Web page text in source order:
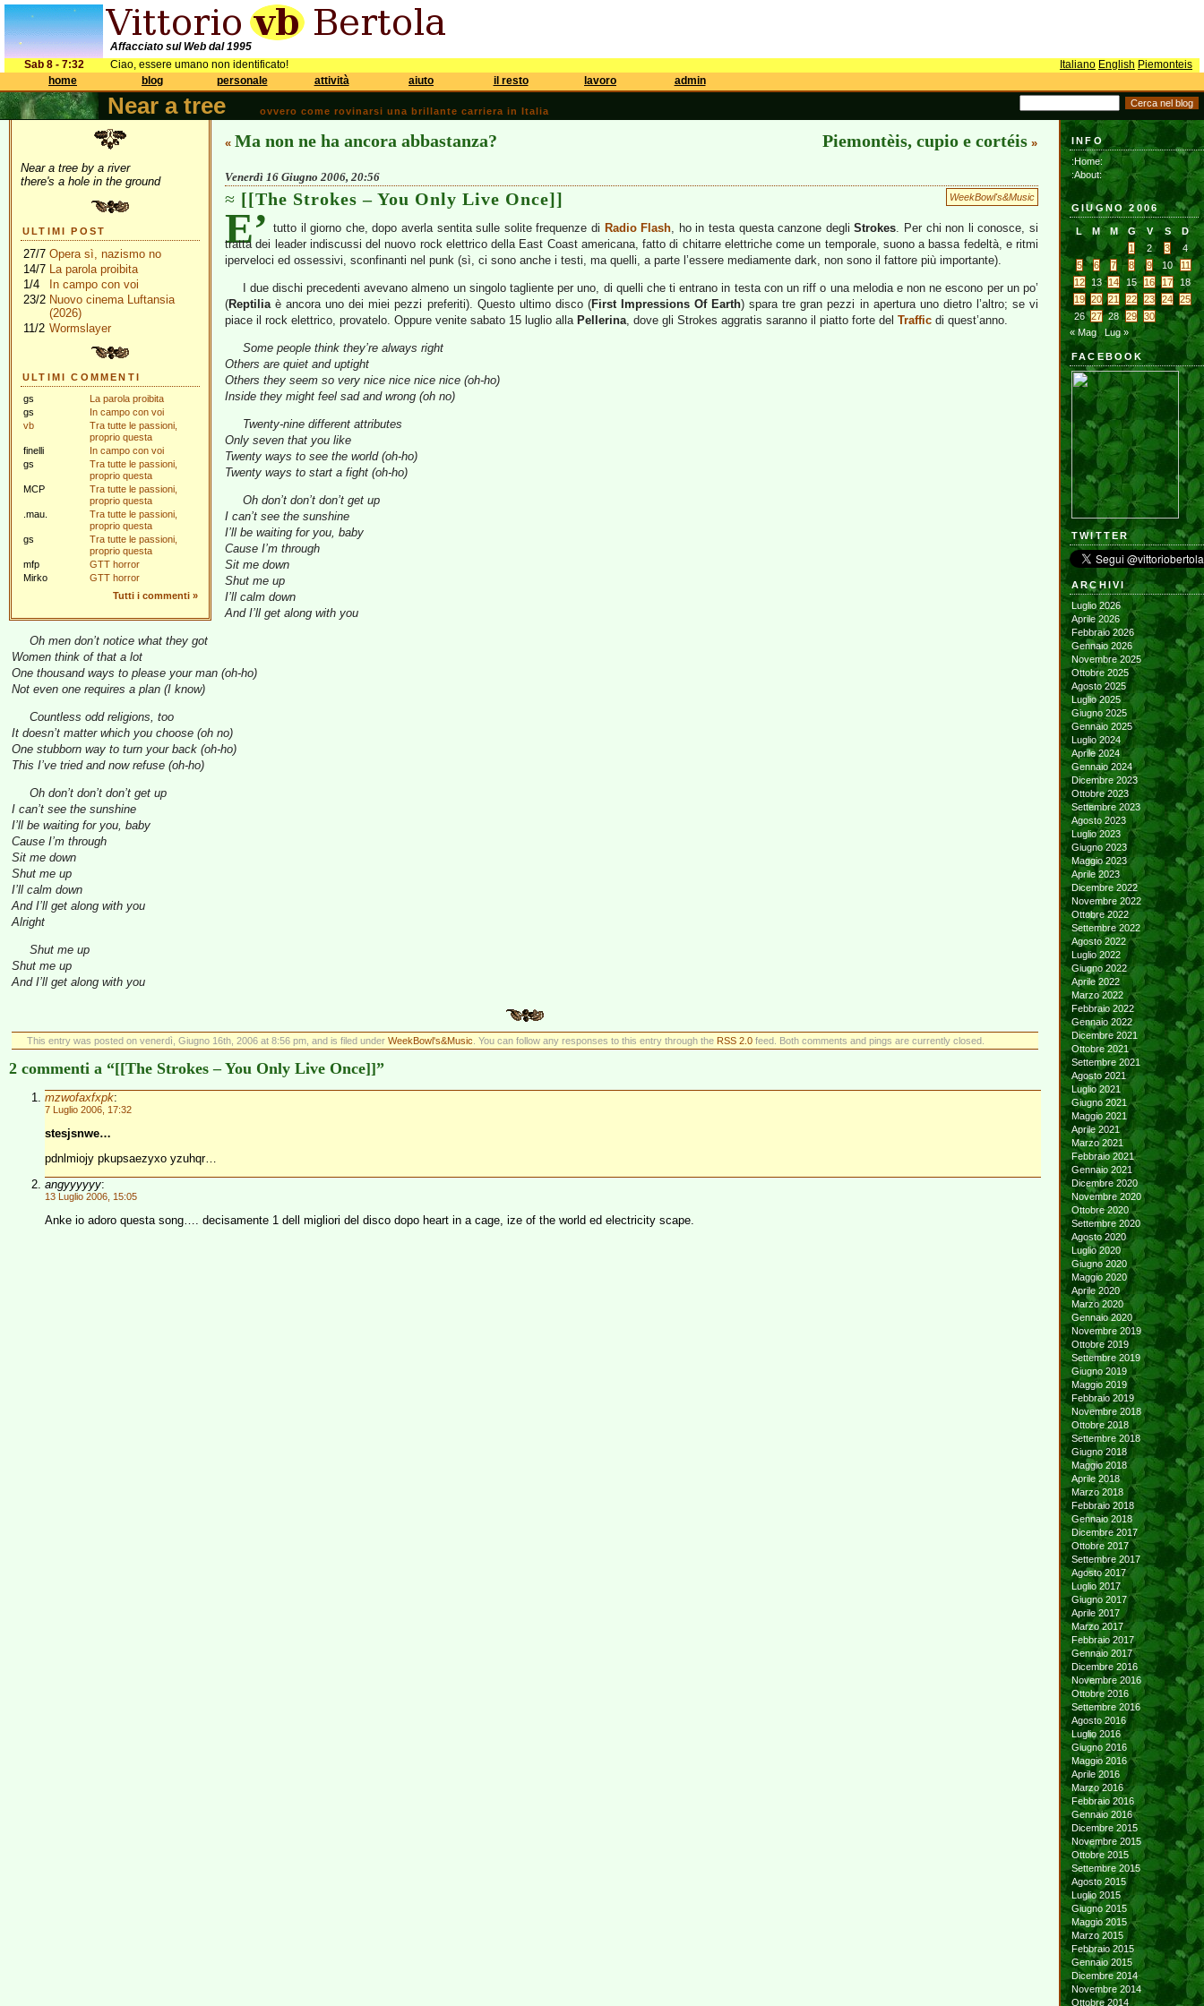
Affacciato sul Web dal 1995
Sab 8 - 7:32
Ciao, essere umano non identificato! Italiano English Piemonteis
home
blog personale attività aiuto il resto lavoro admin
Near a tree ovvero come rovinarsi una brillante carriera in Italia
Near a tree by a river
there's a hole in the ground
ULTIMI POST
27/7 Opera sì, nazismo no
14/7 La parola proibita
1/4
In campo con voi
23/2 Nuovo cinema Luftansia
(2026)
11/2 Wormslayer
ULTIMI COMMENTI
gs
La parola proibita
gs
In campo con voi
vb
Tra tutte le passioni,
proprio questa
finelli
In campo con voi
gs
Tra tutte le passioni,
proprio questa
MCP
Tra tutte le passioni,
proprio questa
.mau.
Tra tutte le passioni,
proprio questa
gs
Tra tutte le passioni,
proprio questa
mfp
GTT horror
Mirko
GTT horror
Tutti i commenti »
« Ma non ne ha ancora abbastanza? Piemontèis, cupio e cortéis »
Venerdì 16 Giugno 2006, 20:56
WeekBowl's&Music
[[The Strokes – You Only Live Once]]
E’ tutto il giorno che, dopo averla sentita sulle solite frequenze di Radio Flash, ho in testa questa canzone degliStrokes. Per chi non li conosce, si
tratta dei leader indiscussi del nuovo rock elettrico della East Coast americana, fatto di chitarre elettriche come un temporale, suono a bassa fedeltà, e ritmi
iperveloci ed ossessivi, sconfinanti nel punk (sì, ci sono anche i testi, ma quelli, a parte l’essere mediamente dark, non sono il fattore più importante).
I due dischi precedenti avevano almeno un singolo tagliente per uno, di quelli che ti entrano in testa con un riff o una melodia e non ne escono per un po’
(Reptiliaè ancora uno dei miei pezzi preferiti). Questo ultimo disco (First Impressions Of Earth) spara tre gran pezzi in apertura uno dietro l’altro; se vi
piace il rock elettrico, provatelo. Oppure venite sabato 15 luglio alla Pellerina, dove gli Strokes aggratis saranno il piatto forte del Traffic di quest’anno.
Some people think they’re always right
Others are quiet and uptight
Others they seem so very nice nice nice nice (oh-ho)
Inside they might feel sad and wrong (oh no)
Twenty-nine different attributes
Only seven that you like
Twenty ways to see the world (oh-ho)
Twenty ways to start a fight (oh-ho)
Oh don’t don’t don’t get up
I can’t see the sunshine
I’ll be waiting for you, baby
Cause I’m through
Sit me down
Shut me up
I’ll calm down
And I’ll get along with you
Oh men don’t notice what they got
Women think of that a lot
One thousand ways to please your man (oh-ho)
Not even one requires a plan (I know)
Countless odd religions, too
It doesn’t matter which you choose (oh no)
One stubborn way to turn your back (oh-ho)
This I’ve tried and now refuse (oh-ho)
Oh don’t don’t don’t get up
I can’t see the sunshine
I’ll be waiting for you, baby
Cause I’m through
Sit me down
Shut me up
I’ll calm down
And I’ll get along with you
Alright
Shut me up
Shut me up
And I’ll get along with you
This entry was posted on venerdì, Giugno 16th, 2006 at 8:56 pm, and is filed under WeekBowl's&Music . You can follow any responses to this entry through the RSS 2.0feed. Both comments and pings are currently closed.
2 commenti a “[[The Strokes – You Only Live Once]]”
mzwofaxfxpk:
7 Luglio 2006, 17:32
stesjsnwe…
pdnlmiojy pkupsaezyxo yzuhqr…
angyyyyyy:
13 Luglio 2006, 15:05
Anke io adoro questa song…. decisamente 1 dell migliori del disco dopo heart in a cage, ize of the world ed electricity scape.
INFO
:Home:
:About:
GIUGNO 2006
L M M G V S
D
1
2 3
4
5
6 7 8 9 10
11
12
13 14 15 16 17
18
19
20 21 22 23 24
25
26
27 28 29
30
« Mag
Lug »
FACEBOOK
TWITTER
ARCHIVI
Luglio 2026
Aprile 2026
Febbraio 2026
Gennaio 2026
Novembre 2025
Ottobre 2025
Agosto 2025
Luglio 2025
Giugno 2025
Gennaio 2025
Luglio 2024
Aprile 2024
Gennaio 2024
Dicembre 2023
Ottobre 2023
Settembre 2023
Agosto 2023
Luglio 2023
Giugno 2023
Maggio 2023
Aprile 2023
Dicembre 2022
Novembre 2022
Ottobre 2022
Settembre 2022
Agosto 2022
Luglio 2022
Giugno 2022
Aprile 2022
Marzo 2022
Febbraio 2022
Gennaio 2022
Dicembre 2021
Ottobre 2021
Settembre 2021
Agosto 2021
Luglio 2021
Giugno 2021
Maggio 2021
Aprile 2021
Marzo 2021
Febbraio 2021
Gennaio 2021
Dicembre 2020
Novembre 2020
Ottobre 2020
Settembre 2020
Agosto 2020
Luglio 2020
Giugno 2020
Maggio 2020
Aprile 2020
Marzo 2020
Gennaio 2020
Novembre 2019
Ottobre 2019
Settembre 2019
Giugno 2019
Maggio 2019
Febbraio 2019
Novembre 2018
Ottobre 2018
Settembre 2018
Giugno 2018
Maggio 2018
Aprile 2018
Marzo 2018
Febbraio 2018
Gennaio 2018
Dicembre 2017
Ottobre 2017
Settembre 2017
Agosto 2017
Luglio 2017
Giugno 2017
Aprile 2017
Marzo 2017
Febbraio 2017
Gennaio 2017
Dicembre 2016
Novembre 2016
Ottobre 2016
Settembre 2016
Agosto 2016
Luglio 2016
Giugno 2016
Maggio 2016
Aprile 2016
Marzo 2016
Febbraio 2016
Gennaio 2016
Dicembre 2015
Novembre 2015
Ottobre 2015
Settembre 2015
Agosto 2015
Luglio 2015
Giugno 2015
Maggio 2015
Marzo 2015
Febbraio 2015
Gennaio 2015
Dicembre 2014
Novembre 2014
Ottobre 2014